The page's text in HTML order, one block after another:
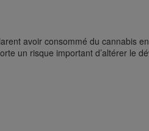
avoir consommé du cannabis
un risque important d’altérer le